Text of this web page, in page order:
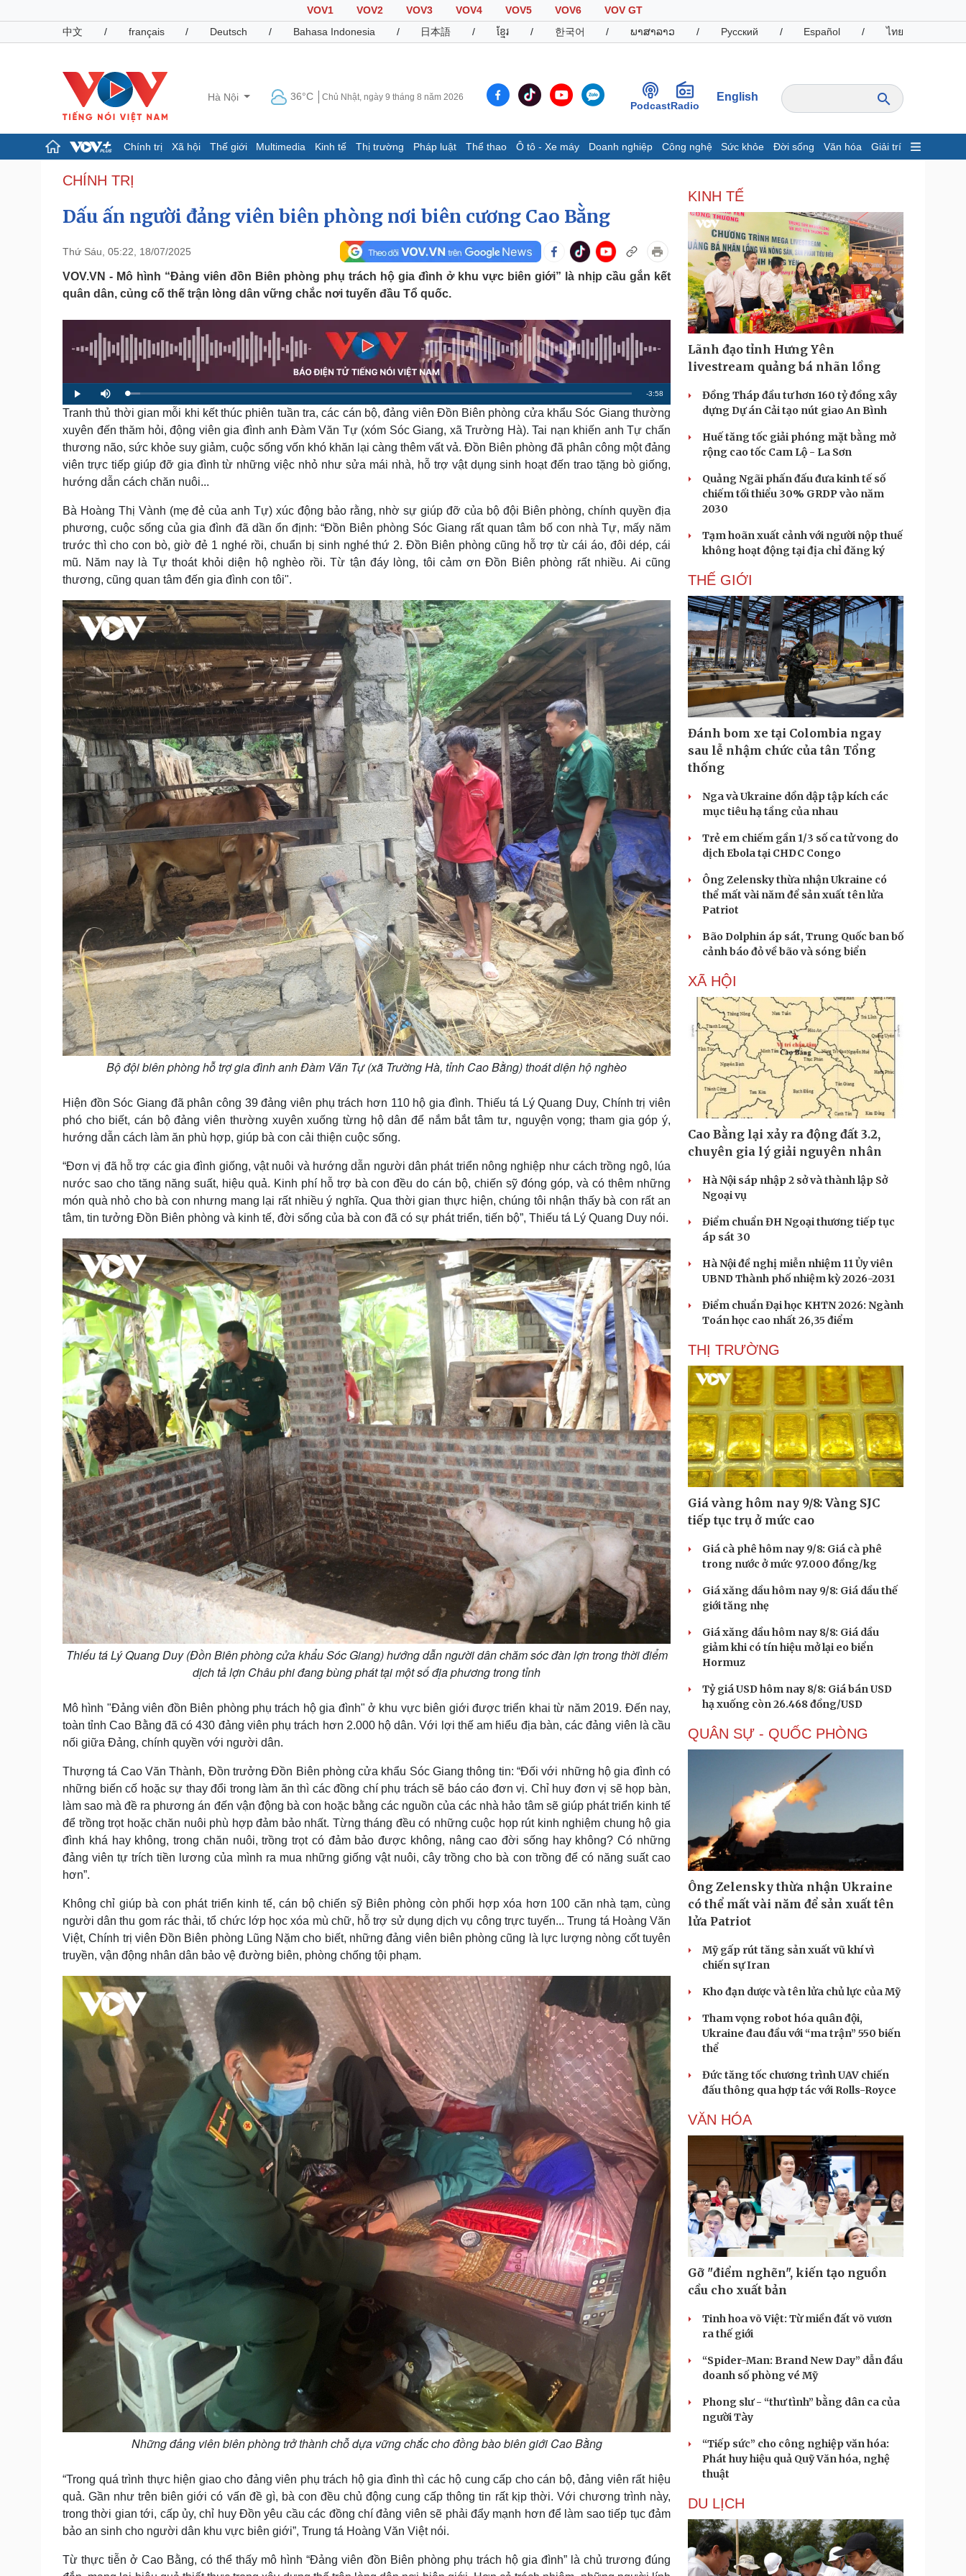
VOV1 VOV2 VOV3 VOV4 VOV5 VOV6
VOV GT
中文
/ français / Deutsch / Bahasa Indonesia / 日本語 / ខ្មែរ / 한국어 / ພາສາລາວ / Русский / Español / ไทย
Hà Nội 36°C Chủ Nhật, ngày 9 tháng 8 năm 2026
PodcastRadio
English
Chính trị Xã hội Thế giới Multimedia Kinh tế Thị trường Pháp luật Thể thao Ô tô - Xe máy Doanh nghiệp Công nghệ Sức khỏe Đời sống Văn hóa Giải trí
Chính trị
Tổ chức nhân sự
Quốc hội
Dự báo thời tiết
Giáo dục
Biển đảo
Cuộc sống đó đây
Hồ sơ
Ảnh
E-Magazine
Infographic
Bất động sản
Khởi nghiệp
Tiêu dùng
Tỷ giá
Chứng khoán
Giá cà phê
Pháp luật
Tư vấn luật
Quân sự - Quốc phòng
Việt Nam
Phân tích
Thể thao
Lịch thi đấu bóng đá
Thế giới thể thao
eSports
Hậu trường
Xe máy
Tư vấn
Doanh nghiệp
Thông tin doanh nghiệp
Doanh nghiệp 24h
Doanh nhân
Vì cộng đồng
Công nghệ
Sành điệu
Tin Công nghệ
Trải nghiệm
Chuyển đổi số
Sức khỏe
Dinh dưỡng - món ngon
Cây thuốc
Sản phụ khoa
Nhi khoa
Nam khoa
Phòng mạch online
Ăn sạch sống khỏe
Nhà đẹp
Blog
Tình yêu - Gia đình
Sân khấu - Điện ảnh
Văn học
Âm nhạc
Di sản
Nghệ sĩ
Thời trang
Sao Việt
Tư vấn
Săn Tour
check-in
Podcast
Câu chuyện thời sự
Đọc truyện đêm khuya
Cửa sổ tình yêu
Hạt giống tâm hồn
Cải chính
CHÍNH TRỊ
Dấu ấn người đảng viên biên phòng nơi biên cương Cao Bằng
Thứ Sáu, 05:22, 18/07/2025
VOV.VN - Mô hình “Đảng viên đồn Biên phòng phụ trách hộ gia đình ở khu vực biên giới” là nhịp cầu gắn kết
quân dân, củng cố thế trận lòng dân vững chắc nơi tuyến đầu Tổ quốc.
P
l
a
y
M
u
t
e
L
o
a
d
d
2
.
5
8
R
e
m
n
g
e
-3:58
Tranh thủ thời gian mỗi khi kết thúc phiên tuần tra, các cán bộ, đảng viên Đồn Biên phòng cửa khẩu Sóc Giang thường
xuyên đến thăm hỏi, động viên gia đình anh Đàm Văn Tự (xóm Sóc Giang, xã Trường Hà). Tai nạn khiến anh Tự chấn
thương não, sức khỏe suy giảm, cuộc sống vốn khó khăn lại càng thêm vất vả. Đồn Biên phòng đã phân công một đảng
viên trực tiếp giúp đỡ gia đình từ những việc nhỏ như sửa mái nhà, hỗ trợ vật dụng sinh hoạt đến trao tặng bò giống,
hướng dẫn cách chăn nuôi...
Bà Hoàng Thị Vành (mẹ đẻ của anh Tự) xúc động bảo rằng, nhờ sự giúp đỡ của bộ đội Biên phòng, chính quyền địa
phương, cuộc sống của gia đình đã dần ổn định: “Đồn Biên phòng Sóc Giang rất quan tâm bố con nhà Tự, mấy năm
trước thì cho con bò, giờ đẻ 1 nghé rồi, chuẩn bị sinh nghé thứ 2. Đồn Biên phòng cũng hỗ trợ từ cái áo, đôi dép, cái
mũ. Năm nay là Tự thoát khỏi diện hộ nghèo rồi. Từ tận đáy lòng, tôi cảm ơn Đồn Biên phòng rất nhiều. Ai cũng
thương, cũng quan tâm đến gia đình con tôi".
Bộ đội biên phòng hỗ trợ gia đình anh Đàm Văn Tự (xã Trường Hà, tỉnh Cao Bằng) thoát diện hộ nghèo
Hiện đồn Sóc Giang đã phân công 39 đảng viên phụ trách hơn 110 hộ gia đình. Thiếu tá Lý Quang Duy, Chính trị viên
phó cho biết, cán bộ đảng viên thường xuyên xuống từng hộ dân để nắm bắt tâm tư, nguyện vọng; tham gia góp ý,
hướng dẫn cách làm ăn phù hợp, giúp bà con cải thiện cuộc sống.
“Đơn vị đã hỗ trợ các gia đình giống, vật nuôi và hướng dẫn người dân phát triển nông nghiệp như cách trồng ngô, lúa
nước sao cho tăng năng suất, hiệu quả. Kinh phí hỗ trợ bà con đều do cán bộ, chiến sỹ đóng góp, và có thêm những
món quà nhỏ cho bà con nhưng mang lại rất nhiều ý nghĩa. Qua thời gian thực hiện, chúng tôi nhận thấy bà con rất an
tâm, tin tưởng Đồn Biên phòng và kinh tế, đời sống của bà con đã có sự phát triển, tiến bộ”, Thiếu tá Lý Quang Duy nói.
Thiếu tá Lý Quang Duy (Đồn Biên phòng cửa khẩu Sóc Giang) hướng dẫn người dân chăm sóc đàn lợn trong thời điểm
dịch tả lợn Châu phi đang bùng phát tại một số địa phương trong tỉnh
Mô hình "Đảng viên đồn Biên phòng phụ trách hộ gia đình" ở khu vực biên giới được triển khai từ năm 2019. Đến nay,
toàn tỉnh Cao Bằng đã có 430 đảng viên phụ trách hơn 2.000 hộ dân. Với lợi thế am hiểu địa bàn, các đảng viên là cầu
nối giữa Đảng, chính quyền với người dân.
Thượng tá Cao Văn Thành, Đồn trưởng Đồn Biên phòng cửa khẩu Sóc Giang thông tin: “Đối với những hộ gia đình có
những biến cố hoặc sự thay đổi trong làm ăn thì các đồng chí phụ trách sẽ báo cáo đơn vị. Chỉ huy đơn vị sẽ họp bàn,
làm sao mà đề ra phương án đến vận động bà con hoặc bằng các nguồn của các nhà hảo tâm sẽ giúp phát triển kinh tế
để trồng trọt hoặc chăn nuôi phù hợp đảm bảo nhất. Từng tháng đều có những cuộc họp rút kinh nghiệm chung hộ gia
đình khá hay không, trong chăn nuôi, trồng trọt có đảm bảo được không, nâng cao đời sống hay không? Có những
đảng viên tự trích tiền lương của mình ra mua những giống vật nuôi, cây trồng cho bà con trồng để có năng suất cao
hơn”.
Không chỉ giúp bà con phát triển kinh tế, cán bộ chiến sỹ Biên phòng còn phối hợp xóa hơn 100 căn nhà tạm, cùng
người dân thu gom rác thải, tổ chức lớp học xóa mù chữ, hỗ trợ sử dụng dịch vụ công trực tuyến... Trung tá Hoàng Văn
Việt, Chính trị viên Đồn Biên phòng Lũng Nặm cho biết, những đảng viên biên phòng cũng là lực lượng nòng cốt tuyên
truyền, vận động nhân dân bảo vệ đường biên, phòng chống tội phạm.
Những đảng viên biên phòng trở thành chỗ dựa vững chắc cho đồng bào biên giới Cao Bằng
“Trong quá trình thực hiện giao cho đảng viên phụ trách hộ gia đình thì các hộ cung cấp cho cán bộ, đảng viên rất hiệu
quả. Gần như trên biên giới có vấn đề gì, bà con đều chủ động cung cấp thông tin rất kịp thời. Với chương trình này,
trong thời gian tới, cấp ủy, chỉ huy Đồn yêu cầu các đồng chí đảng viên sẽ phải đẩy mạnh hơn để làm sao tiếp tục đảm
bảo an sinh cho người dân khu vực biên giới”, Trung tá Hoàng Văn Việt nói.
Từ thực tiễn ở Cao Bằng, có thể thấy mô hình “Đảng viên đồn Biên phòng phụ trách hộ gia đình” là chủ trương đúng
KINH TẾ
Lãnh đạo tỉnh Hưng Yên
livestream quảng bá nhãn lồng
Đồng Tháp đầu tư hơn 160 tỷ đồng xây
dựng Dự án Cải tạo nút giao An Bình
Huế tăng tốc giải phóng mặt bằng mở
rộng cao tốc Cam Lộ - La Sơn
Quảng Ngãi phấn đấu đưa kinh tế số
chiếm tối thiểu 30% GRDP vào năm
2030
Tạm hoãn xuất cảnh với người nộp thuế
không hoạt động tại địa chỉ đăng ký
THẾ GIỚI
Đánh bom xe tại Colombia ngay
sau lễ nhậm chức của tân Tổng
thống
Nga và Ukraine dồn dập tập kích các
mục tiêu hạ tầng của nhau
Trẻ em chiếm gần 1/3 số ca tử vong do
dịch Ebola tại CHDC Congo
Ông Zelensky thừa nhận Ukraine có
thể mất vài năm để sản xuất tên lửa
Patriot
Bão Dolphin áp sát, Trung Quốc ban bố
cảnh báo đỏ về bão và sóng biển
XÃ HỘI
Cao Bằng lại xảy ra động đất 3.2,
chuyên gia lý giải nguyên nhân
Hà Nội sáp nhập 2 sở và thành lập Sở
Ngoại vụ
Điểm chuẩn ĐH Ngoại thương tiếp tục
áp sát 30
Hà Nội đề nghị miễn nhiệm 11 Ủy viên
UBND Thành phố nhiệm kỳ 2026-2031
Điểm chuẩn Đại học KHTN 2026: Ngành
Toán học cao nhất 26,35 điểm
THỊ TRƯỜNG
Giá vàng hôm nay 9/8: Vàng SJC
tiếp tục trụ ở mức cao
Giá cà phê hôm nay 9/8: Giá cà phê
trong nước ở mức 97.000 đồng/kg
Giá xăng dầu hôm nay 9/8: Giá dầu thế
giới tăng nhẹ
Giá xăng dầu hôm nay 8/8: Giá dầu
giảm khi có tín hiệu mở lại eo biển
Hormuz
Tỷ giá USD hôm nay 8/8: Giá bán USD
hạ xuống còn 26.468 đồng/USD
QUÂN SỰ - QUỐC PHÒNG
Ông Zelensky thừa nhận Ukraine
có thể mất vài năm để sản xuất tên
lửa Patriot
Mỹ gấp rút tăng sản xuất vũ khí vì
chiến sự Iran
Kho đạn dược và tên lửa chủ lực của Mỹ
Tham vọng robot hóa quân đội,
Ukraine đau đầu với “ma trận” 550 biến
thể
Đức tăng tốc chương trình UAV chiến
đấu thông qua hợp tác với Rolls-Royce
VĂN HÓA
Gỡ "điểm nghẽn", kiến tạo nguồn
cầu cho xuất bản
Tinh hoa võ Việt: Từ miền đất võ vươn
ra thế giới
“Spider-Man: Brand New Day” dẫn đầu
doanh số phòng vé Mỹ
Phong slư - “thư tình” bằng dân ca của
người Tày
“Tiếp sức” cho công nghiệp văn hóa:
Phát huy hiệu quả Quỹ Văn hóa, nghệ
thuật
DU LỊCH